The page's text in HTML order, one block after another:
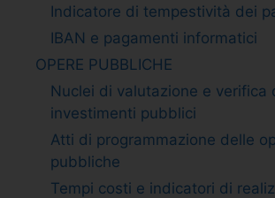
Indicatore di tempestività dei
IBAN e pagamenti informatici
OPERE PUBBLICHE
Nuclei di valutazione e verifica
investimenti pubblici
Atti di programmazione delle
pubbliche
Tempi costi e indicatori di